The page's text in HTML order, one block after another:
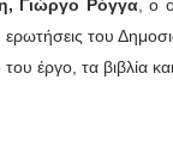
, Γιώργο Ρόγγα, ο
ερωτήσεις του
έργο, τα βιβλία